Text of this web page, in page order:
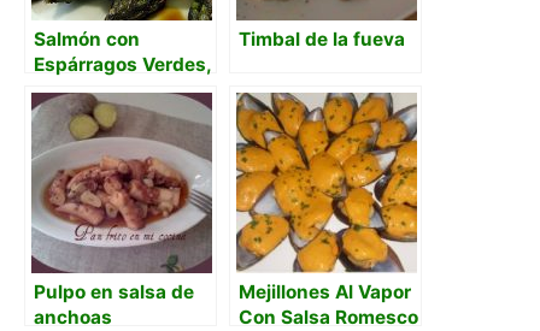
Salmón con
Espárragos Verdes,
parmesano y salsa
Unagi
Timbal de la fueva
Pulpo en salsa de
anchoas
Mejillones Al Vapor
Con Salsa Romesco